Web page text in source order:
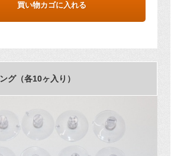
買い物カゴに入れる
グ（各10ヶ入り）